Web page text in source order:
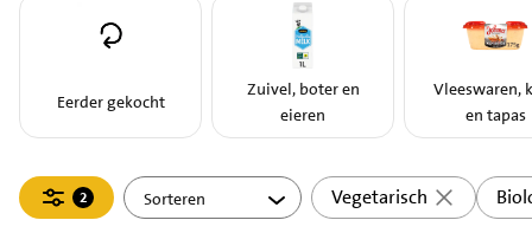
Eerder gekocht
Zuivel, boter en
eieren
Vleeswaren,
en tapas
Filteren
2
actief
Vegetarisch